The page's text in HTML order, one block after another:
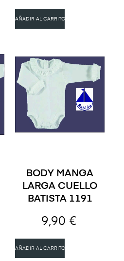
AÑADIR AL CARRITO
BODY MANGA
LARGA CUELLO
BATISTA 1191
9,90 €
AÑADIR AL CARRITO